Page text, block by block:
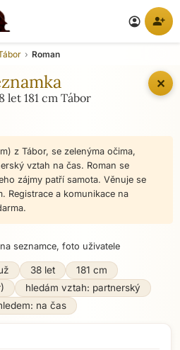
account_circle person_add
✕
Roman
let 181 cm Tábor
z Tábor, se zelenýma očima,
vztah na čas. Roman se
zájmy patří samota. Věnuje se
Registrace a komunikace na
38 let
181 cm
hledám vztah: partnerský
na čas